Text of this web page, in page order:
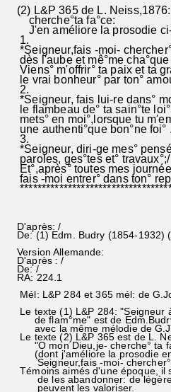
(2) L&P 365 de L.
cherche°ta fa°ce:
J'en améliore la
1.
*Seigneur,fais -moi-
dès l'aube et mê°me
Viens° m'offrir° ta paix et ta
le vrai bonheur° par ton°
2.
*Seigneur, fais lui-re dans°
le flambeau de° ta sain°te
mets° en moi°,lorsque tu
une authenti°que bon°ne foi° .
3.
*Seigneur, diri-ge mes°
paroles, ges°tes et° travaux°;/
Et°,après° toutes mes
fais -moi
D'après: /
De: (1) Edm. Budry (1854-1932)
Version Allemande:
D'après : /
De: /
RA: 224.1
Mél: L&P 284 et 365 mél: de
Le texte (1) L&P 284: "Seigneur
de flam°me" est de
avec la même mélodie de
Le texte (2) L&P 365 est de L.
"O mon Dieu,je- cherche° ta
(dont j'améliore la prosodie
Seigneur,fais -moi- chercher°
Témoins aimés d'une époque, il
de les abandonner: de
peuvent les valoriser.